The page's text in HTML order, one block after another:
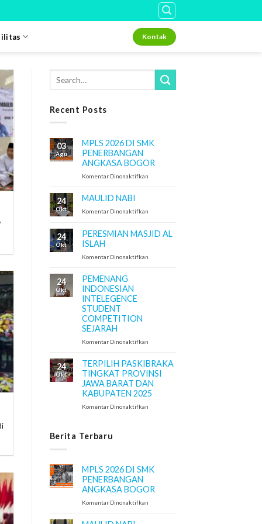
Kontak
Recent Posts
03
Agu
MPLS 2026 DI SMK
PENERBANGAN
ANGKASA BOGOR
Komentar Dinonaktifkanpada
SMK
ANGKASA
24
Okt
MAULID NABI
Komentar Dinonaktifkanpada
NABI
24
Okt
PERESMIAN MASJID AL
ISLAH
Komentar Dinonaktifkanpada
24
Okt
PEMENANG
INDONESIAN
INTELEGENCE
STUDENT
COMPETITION
SEJARAH
Komentar Dinonaktifkanpada
INDONESIAN
INTELEGENCE
STUDENT
COMPETITION
SEJARAH
24
Okt
TERPILIH PASKIBRAKA
TINGKAT PROVINSI
JAWA BARAT DAN
KABUPATEN 2025
Komentar Dinonaktifkanpada
DAN
2025
Berita Terbaru
MPLS 2026 DI SMK
PENERBANGAN
ANGKASA BOGOR
Komentar Dinonaktifkanpada